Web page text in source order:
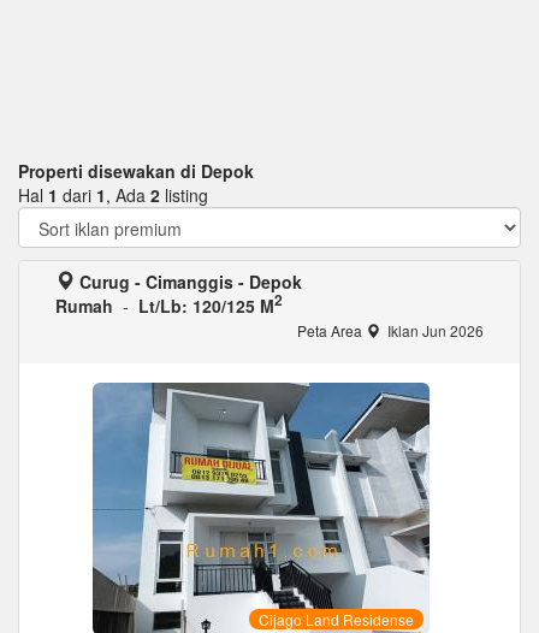
Properti disewakan di Depok
Hal 1 dari 1, Ada 2 listing
Curug - Cimanggis - Depok
Rumah - Lt/Lb: 120/125 M2
Peta Area Iklan Jun 2026
Cijago Land Residense